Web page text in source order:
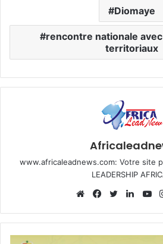
Diomaye
rencontre nationale
territoriaux
www.africaleadnews.com: Votre site
LEADERSHIP
e
b
a
c
w
i
i
n
o
u